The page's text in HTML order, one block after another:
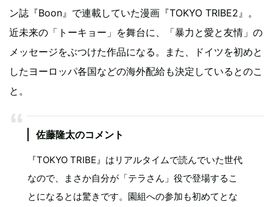
ン誌『Boon』で連載していた漫画『TOKYO TRIBE2』。
近未来の「トーキョー」を舞台に、「暴力と愛と友情」の
メッセージをぶつけた作品になる。また、ドイツを初めと
したヨーロッパ各国などの海外配給も決定しているとのこ
と。
佐藤隆太のコメント
『TOKYO TRIBE』はリアルタイムで読んでいた世代
なので、まさか自分が「テラさん」役で登場するこ
とになるとは驚きです。園組への参加も初めてとな